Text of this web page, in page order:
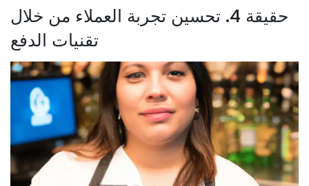
حقيقة 4. تحسين تجربة العملاء من خلال
تقنيات الدفع